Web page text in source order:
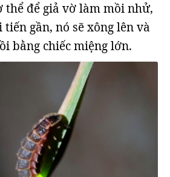
thể để giả vờ làm mồi nhử,
gần, nó sẽ xông lên và
bằng chiếc miệng lớn.